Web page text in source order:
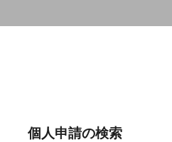
個人申請の検索